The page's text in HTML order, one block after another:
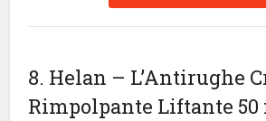
8. Helan – L’Antirughe
Rimpolpante Liftante 50